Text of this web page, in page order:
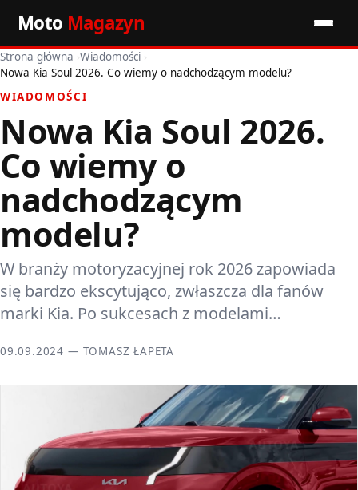
Moto Magazyn
Start
Wiadomości
Premiery
Porady motoryzacyjne
Pozostałe artykuły
Strona główna ›Wiadomości ›
Nowa Kia Soul 2026. Co wiemy o nadchodzącym modelu?
WIADOMOŚCI
Nowa Kia Soul 2026.
Co wiemy o
nadchodzącym
modelu?
W branży motoryzacyjnej rok 2026 zapowiada
się bardzo ekscytująco, zwłaszcza dla fanów
marki Kia. Po sukcesach z modelami…
09.09.2024 — TOMASZ ŁAPETA